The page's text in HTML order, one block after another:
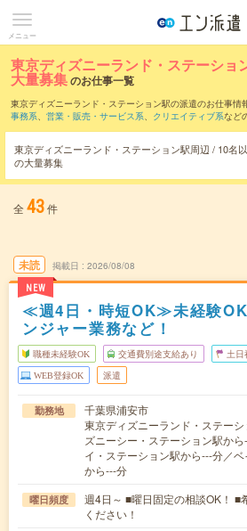
メニュー
東京ディズニーランド・ステーショ
大量募集のお仕事一覧
東京ディズニーランド・ステーション駅の派遣のお仕事情
事務系、 営業・販売・サービス系、 クリエイティブ系など
東京ディズニーランド・ステーション駅周辺 / 10名
の大量募集
全 43件
未読
NEW
掲載日 2026/08/08
≪週4日・時短OK≫未経験
ンジャー業務など！
職種未経験OK 交通費別途支給あり 土日
WEB登録OK 派遣
勤務地
千葉県浦安市
東京ディズニーランド・ステー
ズニーシー・ステーション駅か
イ・ステーション駅から---分／
から---分
曜日頻度
週4日～ ■曜日固定の相談OK！ ■
ください！